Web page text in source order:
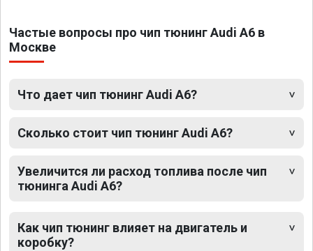
Частые вопросы про чип тюнинг Audi A6 в
Москве
Что дает чип тюнинг Audi A6?
Сколько стоит чип тюнинг Audi A6?
Увеличится ли расход топлива после чип
тюнинга Audi A6?
Как чип тюнинг влияет на двигатель и
коробку?